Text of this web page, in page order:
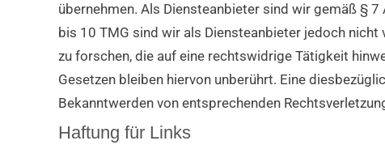
übernehmen. Als Diensteanbieter sind wir gemäß §
bis 10 TMG sind wir als Diensteanbieter jedoch
zu forschen, die auf eine rechtswidrige Tätigkeit
Gesetzen bleiben hiervon unberührt. Eine
Bekanntwerden von entsprechenden
Haftung für Links